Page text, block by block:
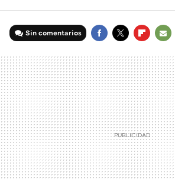
Sin comentarios
MAIL